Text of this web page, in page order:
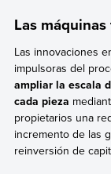
Las
Las innovaciones
impulsoras del
ampliar la escala
cada pieza
propietarios una
incremento de las
reinversión de